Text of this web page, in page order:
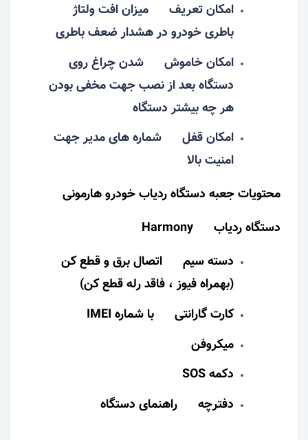
امکان تعریف میزان افت ولتاژ
باطری خودرو در هشدار ضعف باطری
امکان خاموش شدن چراغ روی
دستگاه بعد از نصب جهت مخفی بودن
هر چه بیشتر دستگاه
امکان قفل شماره های مدیر جهت
امنیت بالا
محتویات جعبه دستگاه ردیاب خودرو هارمونی
دستگاه ردیاب Harmony
دسته سیم اتصال برق و قطع کن
(بهمراه فیوز ، فاقد رله قطع کن)
کارت گارانتی با شماره IMEI
میکروفن
دکمه SOS
دفترچه راهنمای دستگاه